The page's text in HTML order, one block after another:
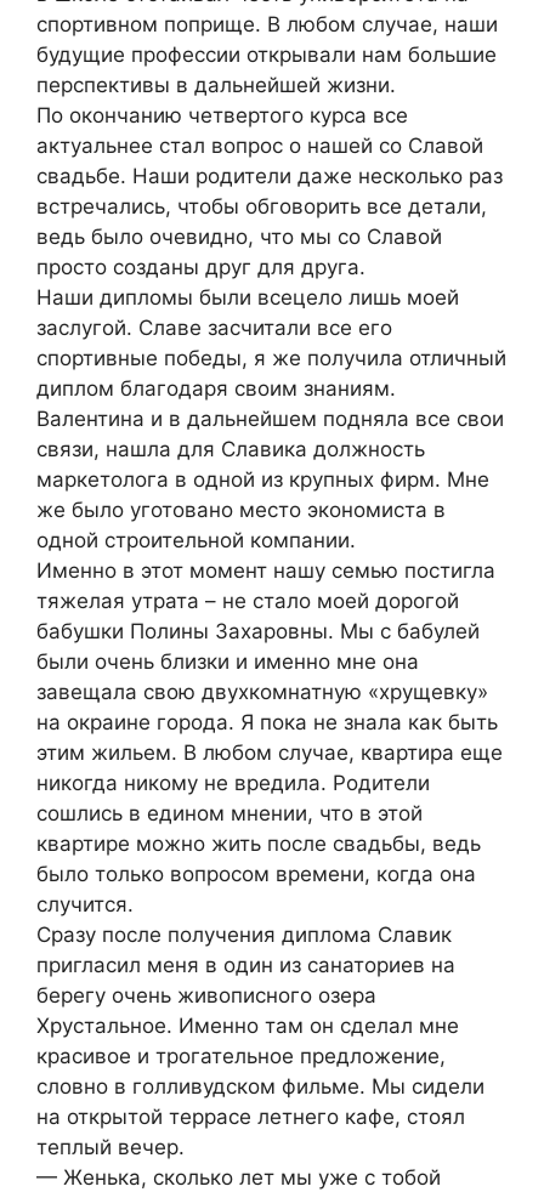
спортивном поприще. В любом случае, наши
будущие профессии открывали нам большие
перспективы в дальнейшей жизни.
По окончанию четвертого курса все
актуальнее стал вопрос о нашей со Славой
свадьбе. Наши родители даже несколько раз
встречались, чтобы обговорить все детали,
ведь было очевидно, что мы со Славой
просто созданы друг для друга.
Наши дипломы были всецело лишь моей
заслугой. Славе засчитали все его
спортивные победы, я же получила отличный
диплом благодаря своим знаниям.
Валентина и в дальнейшем подняла все свои
связи, нашла для Славика должность
маркетолога в одной из крупных фирм. Мне
же было уготовано место экономиста в
одной строительной компании.
Именно в этот момент нашу семью постигла
тяжелая утрата – не стало моей дорогой
бабушки Полины Захаровны. Мы с бабулей
были очень близки и именно мне она
завещала свою двухкомнатную «хрущевку»
на окраине города. Я пока не знала как быть
этим жильем. В любом случае, квартира еще
никогда никому не вредила. Родители
сошлись в едином мнении, что в этой
квартире можно жить после свадьбы, ведь
было только вопросом времени, когда она
случится.
Сразу после получения диплома Славик
пригласил меня в один из санаториев на
берегу очень живописного озера
Хрустальное. Именно там он сделал мне
красивое и трогательное предложение,
словно в голливудском фильме. Мы сидели
на открытой террасе летнего кафе, стоял
теплый вечер.
— Женька, сколько лет мы уже с тобой